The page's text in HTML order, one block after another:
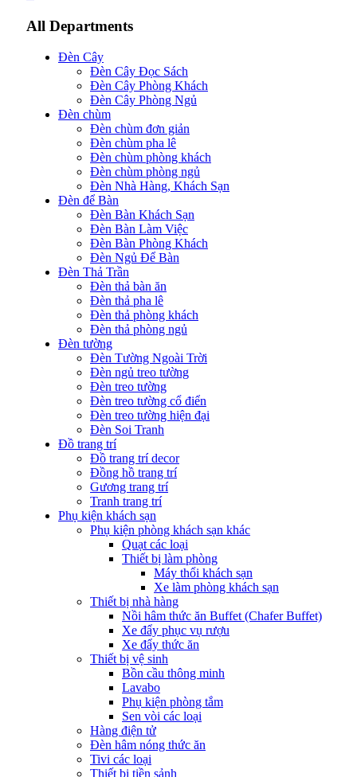
All Departments
Đèn Cây
Đèn Cây Đọc Sách
Đèn Cây Phòng Khách
Đèn Cây Phòng Ngủ
Đèn chùm
Đèn chùm đơn giản
Đèn chùm pha lê
Đèn chùm phòng khách
Đèn chùm phòng ngủ
Đèn Nhà Hàng, Khách Sạn
Đèn để Bàn
Đèn Bàn Khách Sạn
Đèn Bàn Làm Việc
Đèn Bàn Phòng Khách
Đèn Ngủ Để Bàn
Đèn Thả Trần
Đèn thả bàn ăn
Đèn thả pha lê
Đèn thả phòng khách
Đèn thả phòng ngủ
Đèn tường
Đèn Tường Ngoài Trời
Đèn ngủ treo tường
Đèn treo tường
Đèn treo tường cổ điển
Đèn treo tường hiện đại
Đèn Soi Tranh
Đồ trang trí
Đồ trang trí decor
Đồng hồ trang trí
Gương trang trí
Tranh trang trí
Phụ kiện khách sạn
Phụ kiện phòng khách sạn khác
Quạt các loại
Thiết bị làm phòng
Máy thổi khách sạn
Xe làm phòng khách sạn
Thiết bị nhà hàng
Nồi hâm thức ăn Buffet (Chafer Buffet)
Xe đẩy phục vụ rượu
Xe đẩy thức ăn
Thiết bị vệ sinh
Bồn cầu thông minh
Lavabo
Phụ kiện phòng tắm
Sen vòi các loại
Hàng điện tử
Đèn hâm nóng thức ăn
Tivi các loại
Thiết bị tiền sảnh